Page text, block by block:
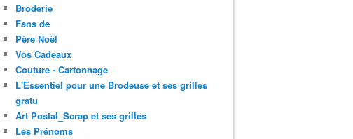
Broderie
Fans de
Père Noël
Vos Cadeaux
Couture - Cartonnage
L'Essentiel pour une Brodeuse et ses grilles
gratu
Art Postal_Scrap et ses grilles
Les Prénoms